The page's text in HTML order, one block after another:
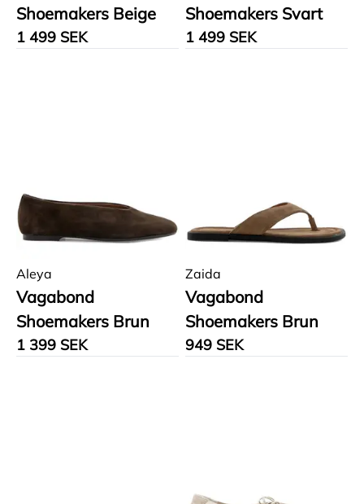
Shoemakers Beige
1 499 SEK
Shoemakers Svart
1 499 SEK
Aleya
Vagabond
Shoemakers Brun
1 399 SEK
Zaida
Vagabond
Shoemakers Brun
949 SEK